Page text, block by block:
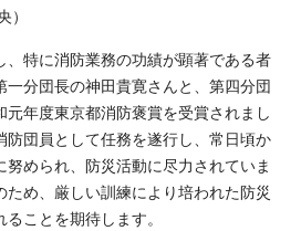
）
、特に消防業務の功績が顕著である者
一分団長の神田貴寛さんと、第四分団
年度東京都消防褒賞を受賞されまし
防団員として任務を遂行し、常日頃か
努められ、防災活動に尽力されていま
め、厳しい訓練により培われた防災
ことを期待します。